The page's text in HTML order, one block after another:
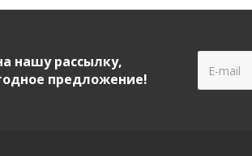
нашу рассылку,
предложение!